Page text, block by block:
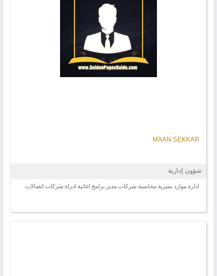
MAAN SEKKAR
شؤون إدارية
ادارة موارد بشرية محاسبة شركات مدير برامج اغاثية ادراة شركات اتصالات